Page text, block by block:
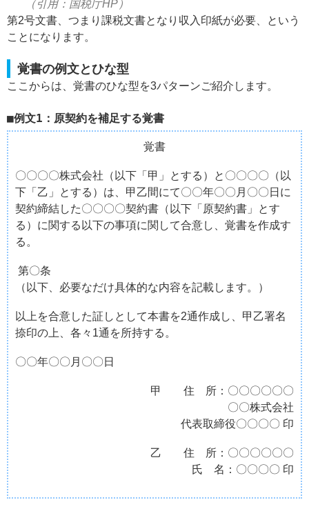
（引用：国税庁HP）
第2号文書、つまり課税文書となり収入印紙が必要、という
ことになります。
覚書の例文とひな型
ここからは、覚書のひな型を3パターンご紹介します。
例文1：原契約を補足する覚書
覚書
〇〇〇〇株式会社（以下「甲」とする）と〇〇〇〇（以
下「乙」とする）は、甲乙間にて〇〇年〇〇月〇〇日に
契約締結した〇〇〇〇契約書（以下「原契約書」とす
る）に関する以下の事項に関して合意し、覚書を作成す
る。
第〇条
（以下、必要なだけ具体的な内容を記載します。）
以上を合意した証しとして本書を2通作成し、甲乙署名
捺印の上、各々1通を所持する。
〇〇年〇〇月〇〇日
甲 住 所：〇〇〇〇〇〇
〇〇株式会社
代表取締役〇〇〇〇 印
乙 住 所：〇〇〇〇〇〇
氏 名：〇〇〇〇 印